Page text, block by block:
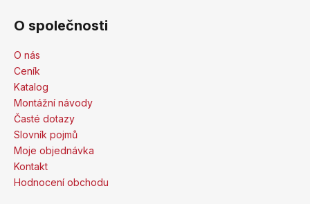
O společnosti
O nás
Ceník
Katalog
Montážní návody
Časté dotazy
Slovník pojmů
Moje objednávka
Kontakt
Hodnocení obchodu